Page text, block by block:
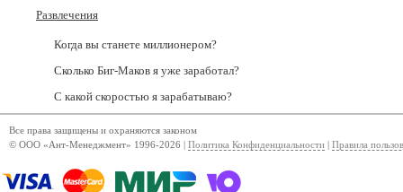
Развлечения
Когда вы станете миллионером?
Сколько Биг-Маков я уже заработал?
С какой скоростью я зарабатываю?
Все права защищены и охраняются законом
© ООО «Ант-Менеджмент» 1996-2026 | Политика Конфиденциальности Правила